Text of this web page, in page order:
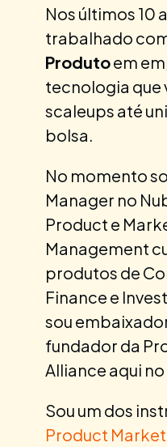
Nos últimos 10
trabalhado
Produtoem
tecnologia que
scaleups até
bolsa.
No momento
Manager no
Product e
Management
produtos de
Finance e
sou
fundador da
Alliance aqui
Sou um dos
Product